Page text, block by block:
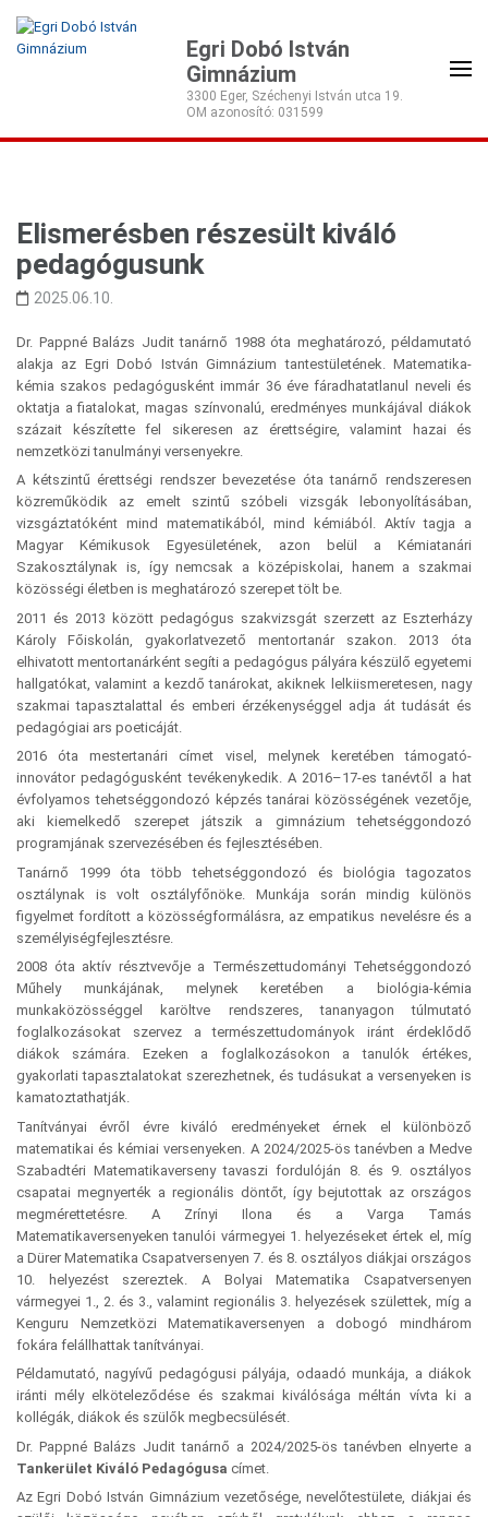
Egri Dobó István
Gimnázium
3300 Eger, Széchenyi István utca 19.
Elismerésben részesült kiváló
pedagógusunk
2025.06.10.
Dr. Pappné Balázs Judit tanárnő 1988 óta meghatározó, példamutató
alakja az Egri Dobó István Gimnázium tantestületének. Matematika-
kémia szakos pedagógusként immár 36 éve fáradhatatlanul neveli és
oktatja a fiatalokat, magas színvonalú, eredményes munkájával diákok
százait készítette fel sikeresen az érettségire, valamint hazai és
nemzetközi tanulmányi versenyekre.
A kétszintű érettségi rendszer bevezetése óta tanárnő rendszeresen
közreműködik az emelt szintű szóbeli vizsgák lebonyolításában,
vizsgáztatóként mind matematikából, mind kémiából. Aktív tagja a
Magyar Kémikusok Egyesületének, azon belül a Kémiatanári
Szakosztálynak is, így nemcsak a középiskolai, hanem a szakmai
közösségi életben is meghatározó szerepet tölt be.
2011 és 2013 között pedagógus szakvizsgát szerzett az Eszterházy
Károly Főiskolán, gyakorlatvezető mentortanár szakon. 2013 óta
elhivatott mentortanárként segíti a pedagógus pályára készülő egyetemi
hallgatókat, valamint a kezdő tanárokat, akiknek lelkiismeretesen, nagy
szakmai tapasztalattal és emberi érzékenységgel adja át tudását és
pedagógiai ars poeticáját.
2016 óta mestertanári címet visel, melynek keretében támogató-
innovátor pedagógusként tevékenykedik. A 2016–17-es tanévtől a hat
évfolyamos tehetséggondozó képzés tanárai közösségének vezetője,
aki kiemelkedő szerepet játszik a gimnázium tehetséggondozó
programjának szervezésében és fejlesztésében.
Tanárnő 1999 óta több tehetséggondozó és biológia tagozatos
osztálynak is volt osztályfőnöke. Munkája során mindig különös
figyelmet fordított a közösségformálásra, az empatikus nevelésre és a
személyiségfejlesztésre.
2008 óta aktív résztvevője a Természettudományi Tehetséggondozó
Műhely munkájának, melynek keretében a biológia-kémia
munkaközösséggel karöltve rendszeres, tananyagon túlmutató
foglalkozásokat szervez a természettudományok iránt érdeklődő
diákok számára. Ezeken a foglalkozásokon a tanulók értékes,
gyakorlati tapasztalatokat szerezhetnek, és tudásukat a versenyeken is
kamatoztathatják.
Tanítványai évről évre kiváló eredményeket érnek el különböző
matematikai és kémiai versenyeken. A 2024/2025-ös tanévben a Medve
Szabadtéri Matematikaverseny tavaszi fordulóján 8. és 9. osztályos
csapatai megnyerték a regionális döntőt, így bejutottak az országos
megmérettetésre. A Zrínyi Ilona és a Varga Tamás
Matematikaversenyeken tanulói vármegyei 1. helyezéseket értek el, míg
a Dürer Matematika Csapatversenyen 7. és 8. osztályos diákjai országos
10. helyezést szereztek. A Bolyai Matematika Csapatversenyen
vármegyei 1., 2. és 3., valamint regionális 3. helyezések születtek, míg a
Kenguru Nemzetközi Matematikaversenyen a dobogó mindhárom
fokára felállhattak tanítványai.
Példamutató, nagyívű pedagógusi pályája, odaadó munkája, a diákok
iránti mély elköteleződése és szakmai kiválósága méltán vívta ki a
kollégák, diákok és szülők megbecsülését.
Dr. Pappné Balázs Judit tanárnő a 2024/2025-ös tanévben elnyerte a
Tankerület Kiváló Pedagógusa címet.
Az Egri Dobó István Gimnázium vezetősége, nevelőtestülete, diákjai és